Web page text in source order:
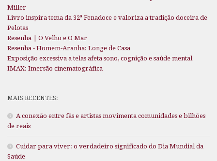
Miller
Livro inspira tema da 32ª Fenadoce e valoriza a tradição doceira de
Pelotas
Resenha | O Velho e O Mar
Resenha - Homem-Aranha: Longe de Casa
Exposição excessiva a telas afeta sono, cognição e saúde mental
IMAX: Imersão cinematográfica
MAIS RECENTES:
A conexão entre fãs e artistas movimenta comunidades e bilhões
de reais
Cuidar para viver: o verdadeiro significado do Dia Mundial da
Saúde